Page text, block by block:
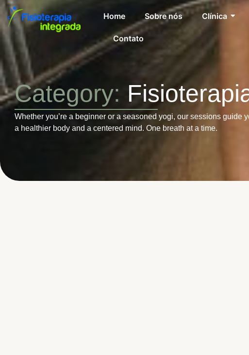
Home Sobre nós Clínica
Contato
Category:
Whether you’re a beginner or a seasoned yogi, our sessions guide
a healthier body and a centered mind. One breath at a time.